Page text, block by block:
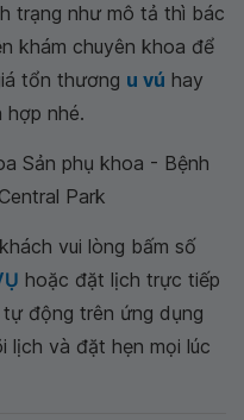
trạng như mô tả thì bác
khám chuyên khoa để
tổn thương u vú hay
hợp nhé.
Sản phụ khoa - Bệnh
Park
vui lòng bấm số
hoặc đặt lịch trực tiếp
động trên ứng dụng
lịch và đặt hẹn mọi lúc